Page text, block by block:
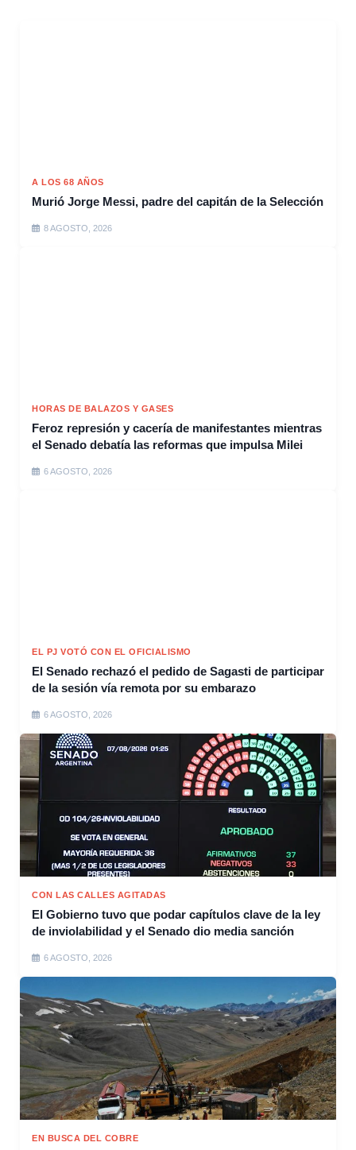
A LOS 68 AÑOS
Murió Jorge Messi, padre del capitán de la Selección
8 AGOSTO, 2026
HORAS DE BALAZOS Y GASES
Feroz represión y cacería de manifestantes mientras
el Senado debatía las reformas que impulsa Milei
6 AGOSTO, 2026
EL PJ VOTÓ CON EL OFICIALISMO
El Senado rechazó el pedido de Sagasti de participar
de la sesión vía remota por su embarazo
6 AGOSTO, 2026
CON LAS CALLES AGITADAS
El Gobierno tuvo que podar capítulos clave de la ley
de inviolabilidad y el Senado dio media sanción
6 AGOSTO, 2026
EN BUSCA DEL COBRE